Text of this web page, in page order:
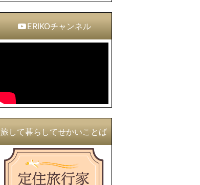
ERIKOチャンネル
旅して暮らしてせかいことば